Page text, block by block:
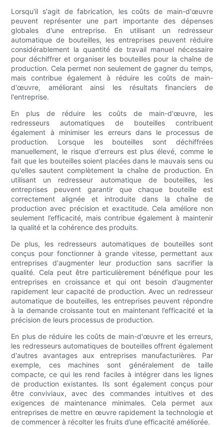
Lorsqu'il s'agit de fabrication, les coûts de main-d'œuvre
peuvent représenter une part importante des dépenses
globales d'une entreprise. En utilisant un redresseur
automatique de bouteilles, les entreprises peuvent réduire
considérablement la quantité de travail manuel nécessaire
pour déchiffrer et organiser les bouteilles pour la chaîne de
production. Cela permet non seulement de gagner du temps,
mais contribue également à réduire les coûts de main-
d'œuvre, améliorant ainsi les résultats financiers de
l'entreprise.
En plus de réduire les coûts de main-d'œuvre, les
redresseurs automatiques de bouteilles contribuent
également à minimiser les erreurs dans le processus de
production. Lorsque les bouteilles sont déchiffrées
manuellement, le risque d'erreurs est plus élevé, comme le
fait que les bouteilles soient placées dans le mauvais sens ou
qu'elles sautent complètement la chaîne de production. En
utilisant un redresseur automatique de bouteilles, les
entreprises peuvent garantir que chaque bouteille est
correctement alignée et introduite dans la chaîne de
production avec précision et exactitude. Cela améliore non
seulement l’efficacité, mais contribue également à maintenir
la qualité et la cohérence des produits.
De plus, les redresseurs automatiques de bouteilles sont
conçus pour fonctionner à grande vitesse, permettant aux
entreprises d'augmenter leur production sans sacrifier la
qualité. Cela peut être particulièrement bénéfique pour les
entreprises en croissance et qui ont besoin d’augmenter
rapidement leur capacité de production. Avec un redresseur
automatique de bouteilles, les entreprises peuvent répondre
à la demande croissante tout en maintenant l’efficacité et la
précision de leurs processus de production.
En plus de réduire les coûts de main-d'œuvre et les erreurs,
les redresseurs automatiques de bouteilles offrent également
d'autres avantages aux entreprises manufacturières. Par
exemple, ces machines sont généralement de taille
compacte, ce qui les rend faciles à intégrer dans les lignes
de production existantes. Ils sont également conçus pour
être conviviaux, avec des commandes intuitives et des
exigences de maintenance minimales. Cela permet aux
entreprises de mettre en œuvre rapidement la technologie et
de commencer à récolter les fruits d’une efficacité améliorée.